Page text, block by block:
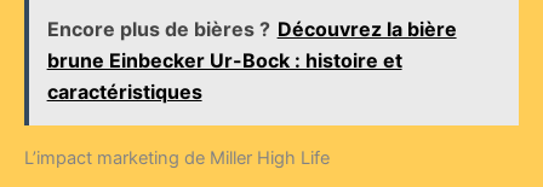
Encore plus de bières ? Découvrez la bière
brune Einbecker Ur-Bock : histoire et
caractéristiques
L’impact marketing de Miller High Life